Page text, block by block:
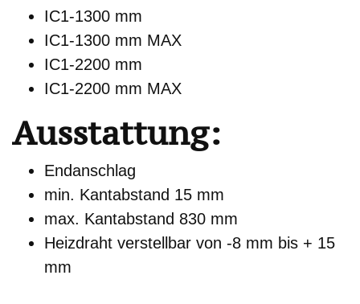
IC1-1300 mm
IC1-1300 mm MAX
IC1-2200 mm
IC1-2200 mm MAX
Ausstattung:
Endanschlag
min. Kantabstand 15 mm
max. Kantabstand 830 mm
Heizdraht verstellbar von -8 mm bis + 15
mm